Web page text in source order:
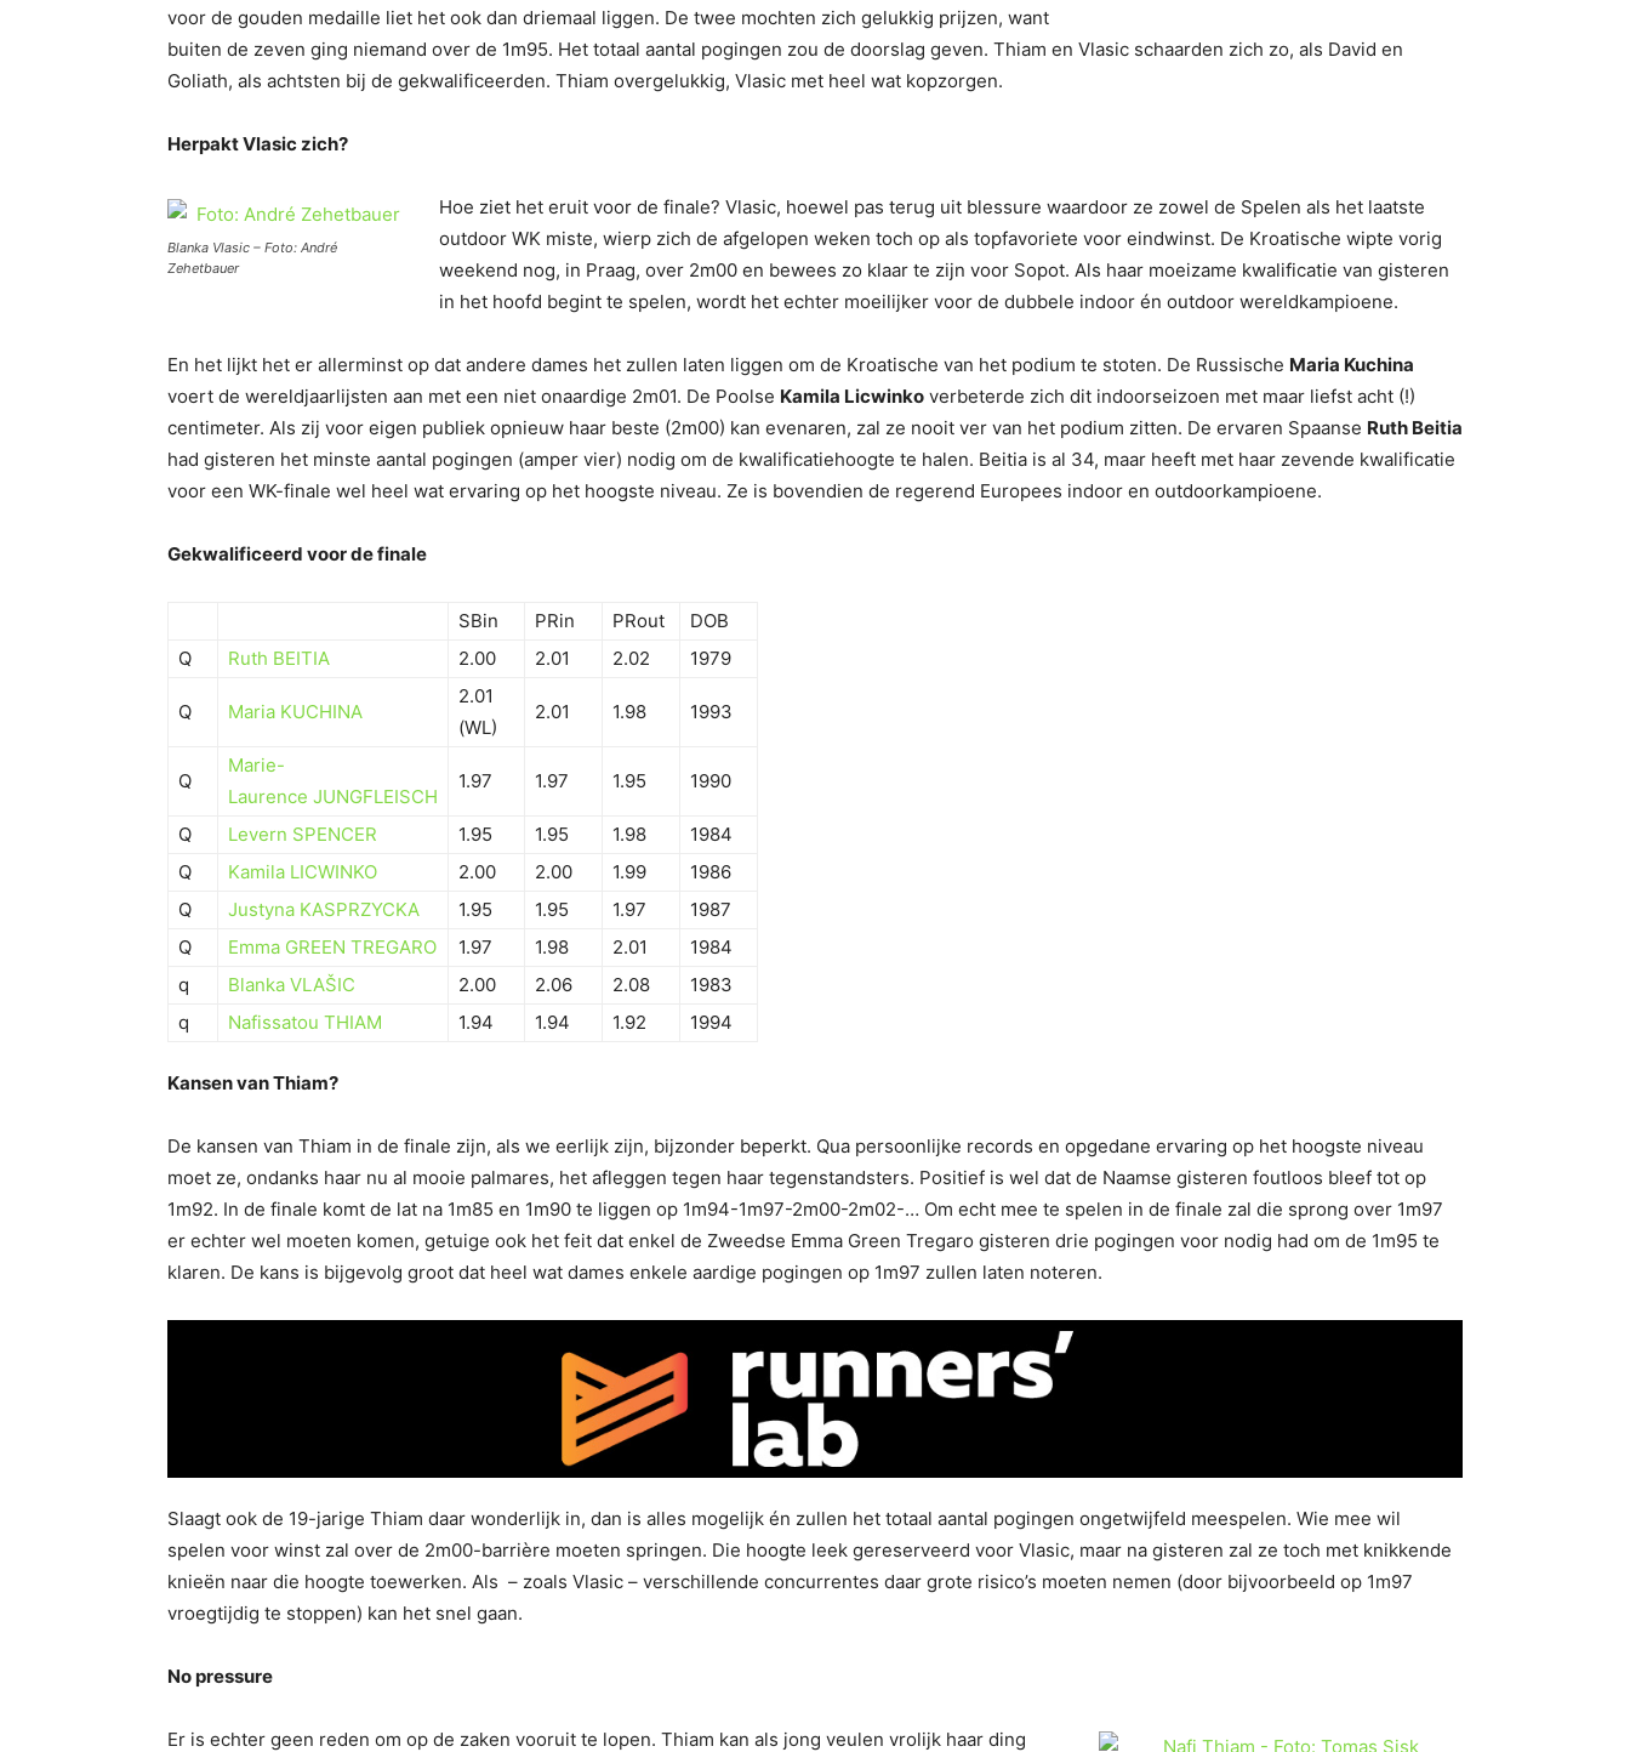
voor de gouden medaille liet het ook dan driemaal liggen. De twee mochten zich gelukkig prijzen, want
buiten de zeven ging niemand over de 1m95. Het totaal aantal pogingen zou de doorslag geven. Thiam en Vlasic schaarden zich zo, als David en
Goliath, als achtsten bij de gekwalificeerden. Thiam overgelukkig, Vlasic met heel wat kopzorgen.
Herpakt Vlasic zich?
Blanka Vlasic – Foto: André
Zehetbauer
Hoe ziet het eruit voor de finale? Vlasic, hoewel pas terug uit blessure waardoor ze zowel de Spelen als het laatste
outdoor WK miste, wierp zich de afgelopen weken toch op als topfavoriete voor eindwinst. De Kroatische wipte vorig
weekend nog, in Praag, over 2m00 en bewees zo klaar te zijn voor Sopot. Als haar moeizame kwalificatie van gisteren
in het hoofd begint te spelen, wordt het echter moeilijker voor de dubbele indoor én outdoor wereldkampioene.
En het lijkt het er allerminst op dat andere dames het zullen laten liggen om de Kroatische van het podium te stoten. De Russische Maria Kuchina
voert de wereldjaarlijsten aan met een niet onaardige 2m01. De Poolse Kamila Licwinko verbeterde zich dit indoorseizoen met maar liefst acht (!)
centimeter. Als zij voor eigen publiek opnieuw haar beste (2m00) kan evenaren, zal ze nooit ver van het podium zitten. De ervaren Spaanse Ruth Beitia
had gisteren het minste aantal pogingen (amper vier) nodig om de kwalificatiehoogte te halen. Beitia is al 34, maar heeft met haar zevende kwalificatie
voor een WK-finale wel heel wat ervaring op het hoogste niveau. Ze is bovendien de regerend Europees indoor en outdoorkampioene.
Gekwalificeerd voor de finale
SBin PRin PRout
DOB
Q
Ruth BEITIA 2.00 2.01 2.02 1979
Q Maria KUCHINA
2.01
(WL)
2.01 1.98 1993
Q
Marie-
Laurence JUNGFLEISCH
1.97 1.97 1.95 1990
Q Levern SPENCER 1.95 1.95 1.98
1984
Q
Kamila LICWINKO 2.00 2.00 1.99
1986
Q
Justyna KASPRZYCKA 1.95 1.95 1.97
1987
Q
Emma GREEN TREGARO 1.97 1.98 2.01
1984
q
Blanka VLAŠIC 2.00 2.06 2.08
1983
q
Nafissatou THIAM 1.94 1.94 1.92 1994
Kansen van Thiam?
De kansen van Thiam in de finale zijn, als we eerlijk zijn, bijzonder beperkt. Qua persoonlijke records en opgedane ervaring op het hoogste niveau
moet ze, ondanks haar nu al mooie palmares, het afleggen tegen haar tegenstandsters. Positief is wel dat de Naamse gisteren foutloos bleef tot op
1m92. In de finale komt de lat na 1m85 en 1m90 te liggen op 1m94-1m97-2m00-2m02-… Om echt mee te spelen in de finale zal die sprong over 1m97
er echter wel moeten komen, getuige ook het feit dat enkel de Zweedse Emma Green Tregaro gisteren drie pogingen voor nodig had om de 1m95 te
klaren. De kans is bijgevolg groot dat heel wat dames enkele aardige pogingen op 1m97 zullen laten noteren.
Slaagt ook de 19-jarige Thiam daar wonderlijk in, dan is alles mogelijk én zullen het totaal aantal pogingen ongetwijfeld meespelen. Wie mee wil
spelen voor winst zal over de 2m00-barrière moeten springen. Die hoogte leek gereserveerd voor Vlasic, maar na gisteren zal ze toch met knikkende
knieën naar die hoogte toewerken. Als – zoals Vlasic – verschillende concurrentes daar grote risico’s moeten nemen (door bijvoorbeeld op 1m97
vroegtijdig te stoppen) kan het snel gaan.
No pressure
Er is echter geen reden om op de zaken vooruit te lopen. Thiam kan als jong veulen vrolijk haar ding